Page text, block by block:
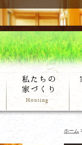
ホーム